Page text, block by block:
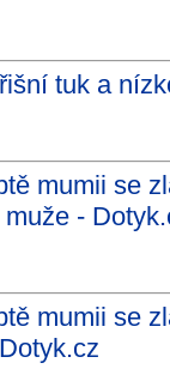
tuk a
mumii se
-
mumii se